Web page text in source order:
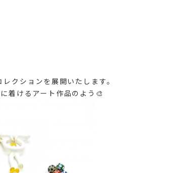
クションを展開いたします。
着けるアート作品のよう🎨